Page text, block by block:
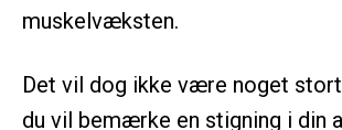
muskelvæksten.
Det vil dog ikke være noget
du vil bemærke en stigning i din